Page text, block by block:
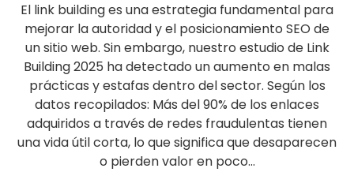
El link building es una estrategia fundamental para
mejorar la autoridad y el posicionamiento SEO de
un sitio web. Sin embargo, nuestro estudio de Link
Building 2025 ha detectado un aumento en malas
prácticas y estafas dentro del sector. Según los
datos recopilados: Más del 90% de los enlaces
adquiridos a través de redes fraudulentas tienen
una vida útil corta, lo que significa que desaparecen
o pierden valor en poco...